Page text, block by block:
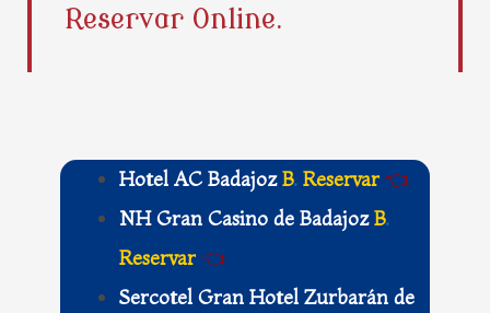
Reservar Online.
Hotel AC Badajoz B. Reservar 👈
NH Gran Casino de Badajoz B.
Reservar 👈
Sercotel Gran Hotel Zurbarán de